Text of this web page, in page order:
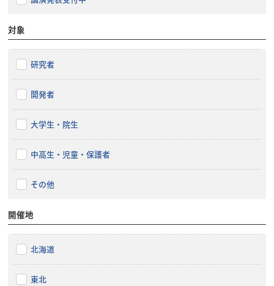
対象
研究者
開発者
大学生・院生
中高生・児童・保護者
その他
開催地
北海道
東北